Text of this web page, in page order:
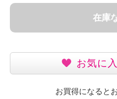
在庫
お気に
お買得になると